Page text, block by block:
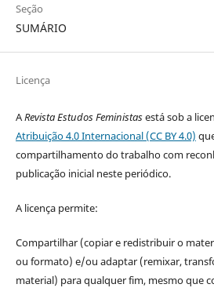
Seção
SUMÁRIO
Licença
ARevista Estudos Feministasestá sob a
Atribuição 4.0 Internacional (CC BY 4.0)
compartilhamento do trabalho com
publicação inicial neste periódico.
A licença permite:
Compartilhar (copiar e redistribuir o
ou formato) e/ou adaptar (remixar,
material) para qualquer fim, mesmo que